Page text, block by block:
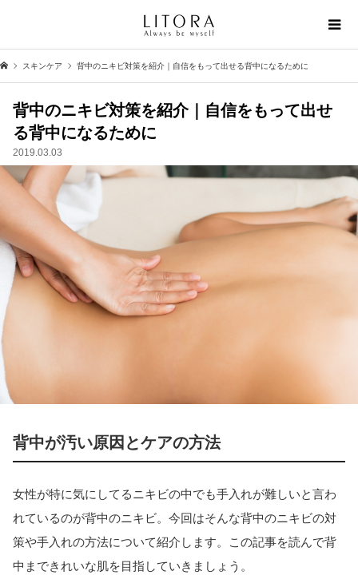
スキンケア 背中のニキビ対策を紹介｜自信をもって出せる背中になるために
背中のニキビ対策を紹介｜自信をもって出せ
る背中になるために
2019.03.03
背中が汚い原因とケアの方法
女性が特に気にしてるニキビの中でも手入れが難しいと言わ
れているのが背中のニキビ。今回はそんな背中のニキビの対
策や手入れの方法について紹介します。この記事を読んで背
中まできれいな肌を目指していきましょう。